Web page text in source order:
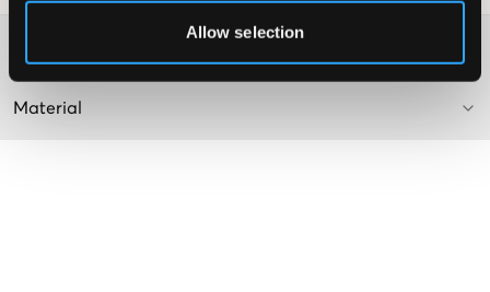
Allow selection
Material